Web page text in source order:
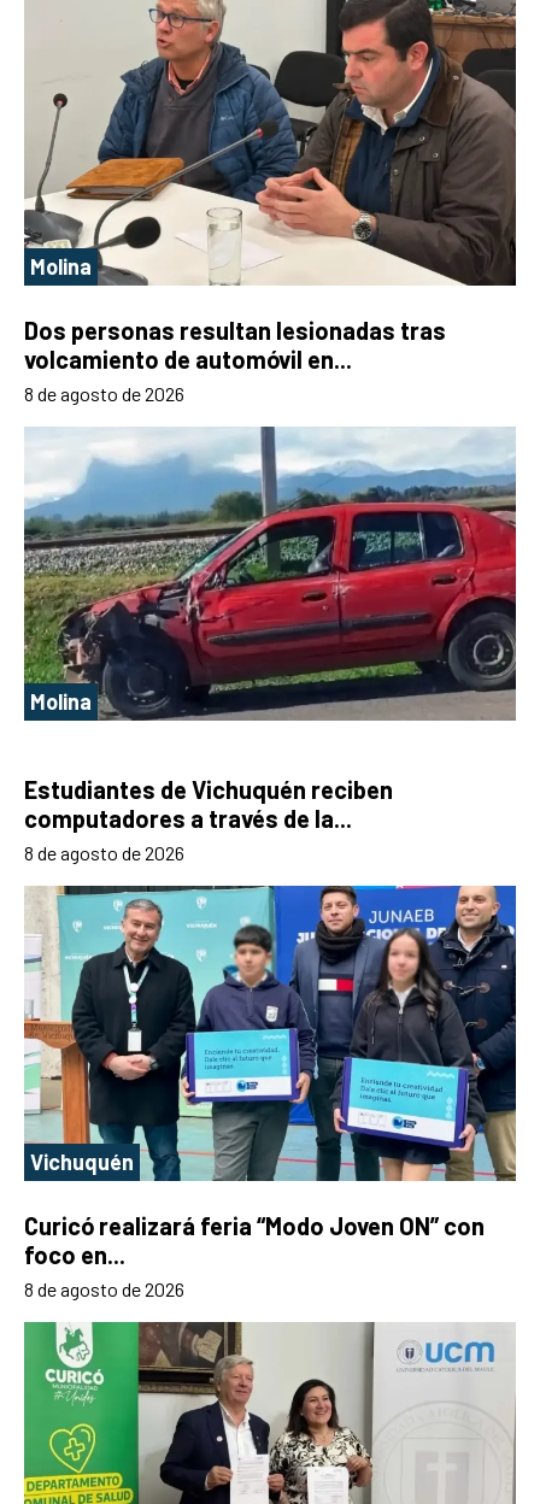
Molina
Dos personas resultan lesionadas tras
volcamiento de automóvil en...
8 de agosto de 2026
Molina
Estudiantes de Vichuquén reciben
computadores a través de la...
8 de agosto de 2026
Vichuquén
Curicó realizará feria “Modo Joven ON” con
foco en...
8 de agosto de 2026